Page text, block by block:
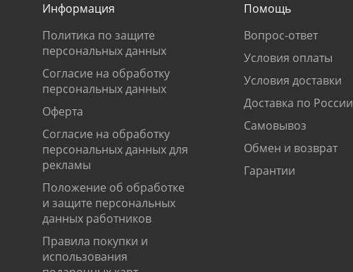
Информация
Политика по защите
персональных данных
Согласие на обработку
персональных данных
Оферта
Согласие на обработку
персональных данных для
рекламы
Положение об обработке
и защите персональных
данных работников
Правила покупки и
использования
Помощь
Вопрос-ответ
Условия оплаты
Условия доставки
Доставка по России
Самовывоз
Обмен и возврат
Гарантии